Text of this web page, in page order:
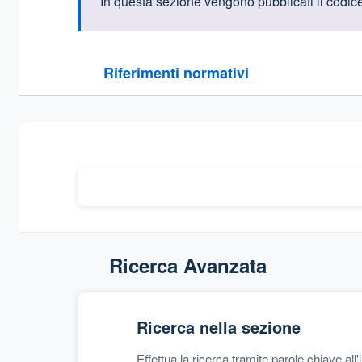
Riferimenti normativi
Sezione compressa
Ricerca Avanzata
Ricerca nella sezione
Effettua la ricerca tramite parole chiave